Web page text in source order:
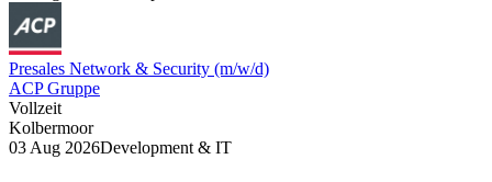
Presales Network & Security (m/w/d)
ACP Gruppe
Vollzeit
Kolbermoor
03 Aug 2026Development & IT